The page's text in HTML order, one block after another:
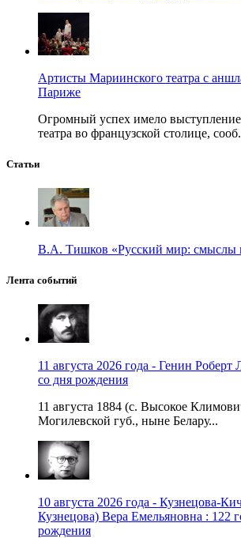
Артисты Мариинского театра с
Париже
Огромный успех имело
театра во французской столице,
Статьи
В.А. Тишков «Русский мир: смыслы
Лента событий
11 августа 2026 года - Генин Роберт
со дня рождения
11 августа 1884 (с. Высокое
Могилевской губ., ныне Белару...
10 августа 2026 года - Кузнецова-
Кузнецова) Вера Емельяновна : 122
рождения